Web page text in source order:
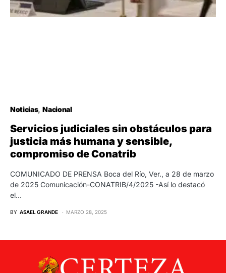
Noticias Nacional
Servicios judiciales sin obstáculos para
justicia más humana y sensible,
compromiso de Conatrib
COMUNICADO DE PRENSA Boca del Río, Ver., a 28 de marzo
de 2025 Comunicación-CONATRIB/4/2025 -Así lo destacó
el…
BY ASAEL GRANDE MARZO 28, 2025